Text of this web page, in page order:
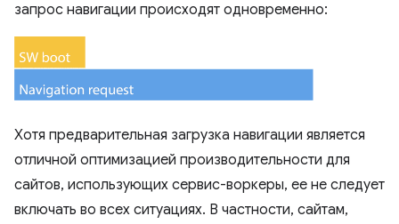
запрос навигации происходят одновременно:
Хотя предварительная загрузка навигации является
отличной оптимизацией производительности для
сайтов, использующих сервис-воркеры, ее не следует
включать во всех ситуациях. В частности, сайтам,